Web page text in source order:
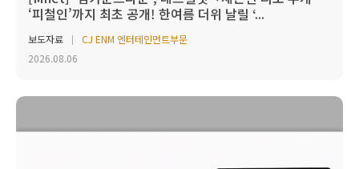
‘피철인’까지 최초 공개! 한여름 더위 날릴 ‘...
보도자료
CJ ENM 엔터테인먼트부문
2026.08.06